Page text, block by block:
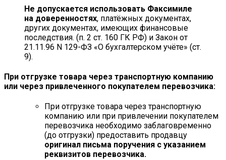
Не допускается использовать Факсимиле
на доверенностях, платёжных документах,
других документах, имеющих финансовые
последствия. (п. 2 ст. 160 ГК РФ) и Закон от
21.11.96 N 129-ФЗ «О бухгалтерском учёте» (ст.
9).
При отгрузке товара через транспортную компанию
или через привлеченного покупателем перевозчика:
При отгрузке товара через транспортную
компанию или при привлечении покупателем
перевозчика необходимо заблаговременно
(до отгрузки) предоставить продавцу
оригинал письма поручения с указанием
реквизитов перевозчика.